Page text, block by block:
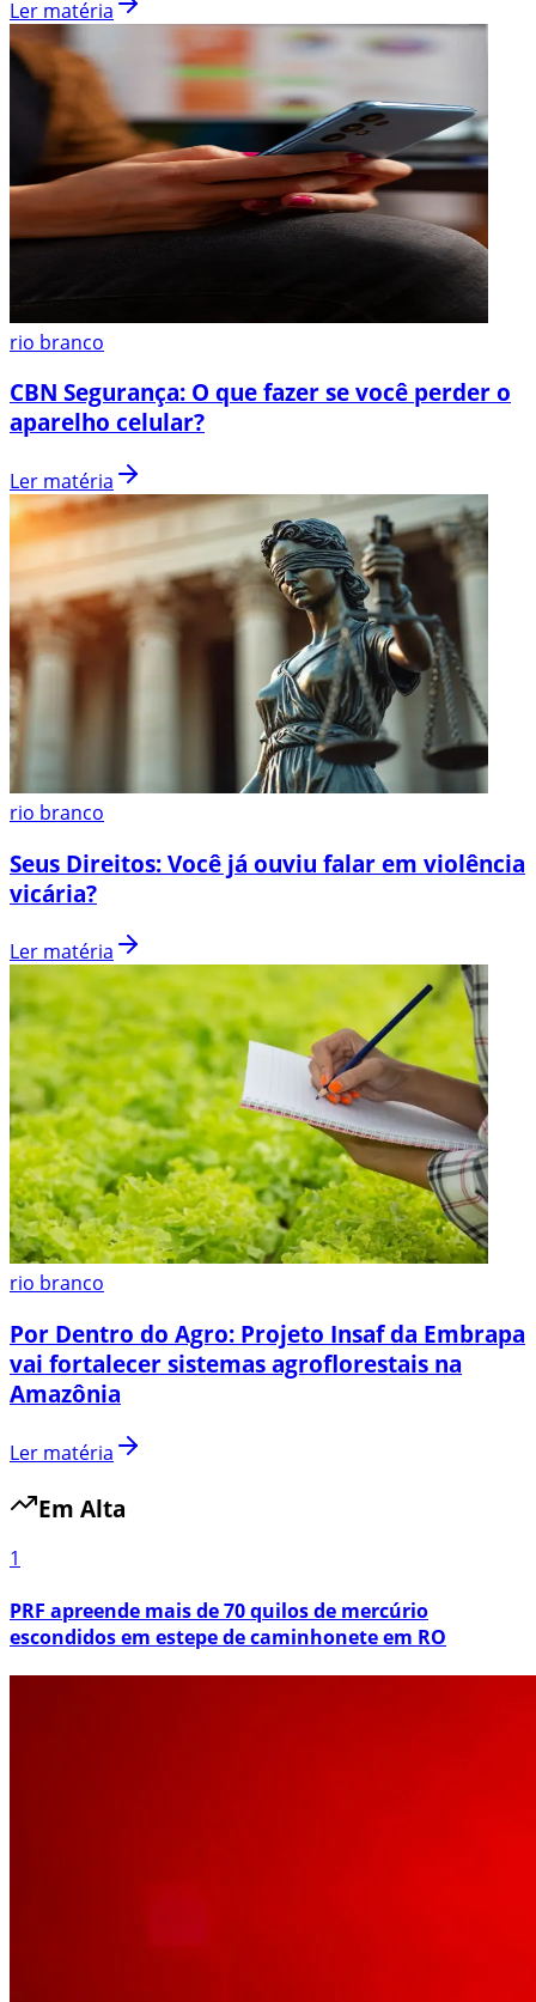
Ler matéria
rio branco
CBN Segurança: O que fazer se você perder o
aparelho celular?
Ler matéria
rio branco
Seus Direitos: Você já ouviu falar em violência
vicária?
Ler matéria
rio branco
Por Dentro do Agro: Projeto Insaf da Embrapa
vai fortalecer sistemas agroflorestais na
Amazônia
Ler matéria
Em Alta
1
PRF apreende mais de 70 quilos de mercúrio
escondidos em estepe de caminhonete em RO